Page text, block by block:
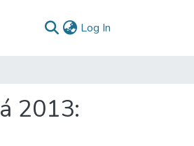
Log In
2013: